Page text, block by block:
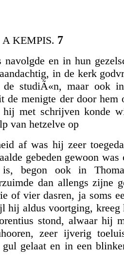
KEMPIS. 7
navolgde en in hun
in de kerk
studiÃ«n, maar ook
de menigte der door
met schrijven konde
van hetzelve op
af was hij zeer
gebeden gewoon
is, begon ook in
dan allengs zijne
of vier dasren, ja soms
hij aldus voortging,
stond, alwaar hij
zeer ijverig
gul gelaat en in een